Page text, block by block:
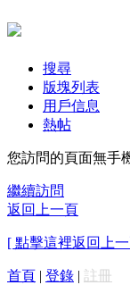
搜尋
版塊列表
用戶信息
熱帖
您訪問的頁面無手
繼續訪問
返回上一頁
[ 點擊這裡返回上
首頁 | 登錄 | 註冊